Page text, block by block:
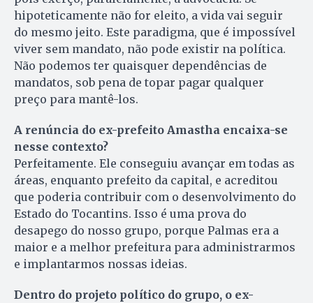
hipoteticamente não for eleito, a vida vai seguir
do mesmo jeito. Este paradigma, que é impossível
viver sem mandato, não pode existir na política.
Não podemos ter quaisquer dependências de
mandatos, sob pena de topar pagar qualquer
preço para mantê-los.
A renúncia do ex-prefeito Amastha encaixa-se
nesse contexto?
Perfeitamente. Ele conseguiu avançar em todas as
áreas, enquanto prefeito da capital, e acreditou
que poderia contribuir com o desenvolvimento do
Estado do Tocantins. Isso é uma prova do
desapego do nosso grupo, porque Palmas era a
maior e a melhor prefeitura para administrarmos
e implantarmos nossas ideias.
Dentro do projeto político do grupo, o ex-